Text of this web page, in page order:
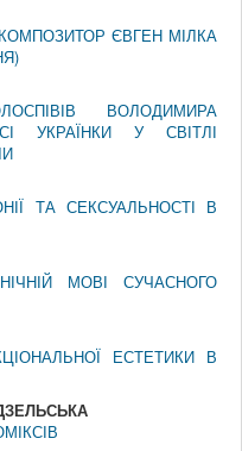
ЄВГЕН МІЛКА
ВОЛОДИМИРА
УКРАЇНКИ У СВІТЛІ
ТА СЕКСУАЛЬНОСТІ В
МОВІ СУЧАСНОГО
ЕСТЕТИКИ В